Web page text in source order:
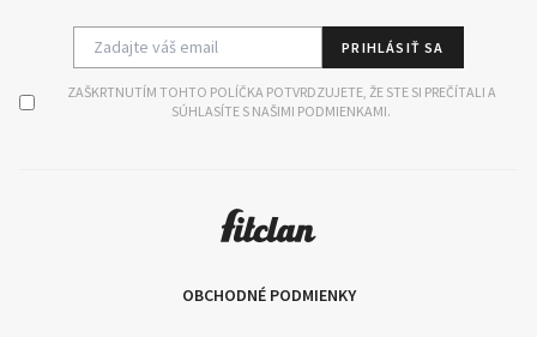
PRIHLÁSIŤ SA
ZAŠKRTNUTÍM TOHTO POLÍČKA POTVRDZUJETE, ŽE STE SI PREČÍTALI A
SÚHLASÍTE S NAŠIMI PODMIENKAMI.
OBCHODNÉ PODMIENKY